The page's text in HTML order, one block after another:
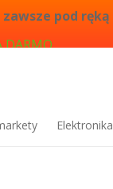
pod ręką
DARMO
Elektronika